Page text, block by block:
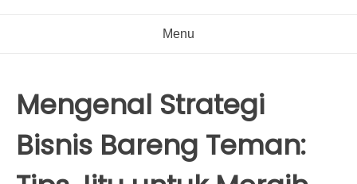
Menu
Mengenal Strategi
Bisnis Bareng Teman: